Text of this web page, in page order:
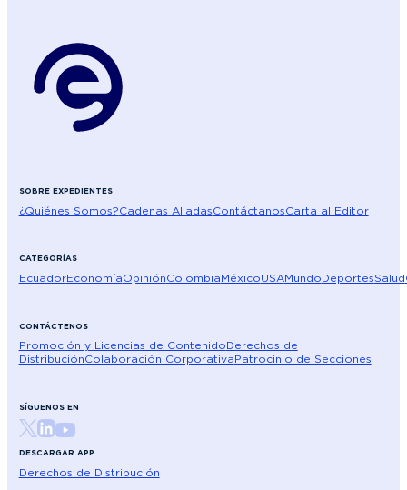
SOBRE EXPEDIENTES
¿Quiénes Somos?Cadenas AliadasContáctanosCarta al Editor
CATEGORÍAS
EcuadorEconomíaOpiniónColombiaMéxicoUSAMundoDeportesSalud
CONTÁCTENOS
Promoción y Licencias de ContenidoDerechos de
DistribuciónColaboración CorporativaPatrocinio de Secciones
SÍGUENOS EN
DESCARGAR APP
Derechos de Distribución